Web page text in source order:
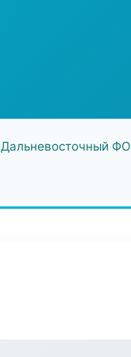
Дальневосточный ФО